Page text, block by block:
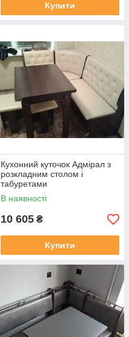
Купити
Кухонний куточок Адмірал з
розкладним столом і
табуретами
В наявності
10 605 ₴
Купити